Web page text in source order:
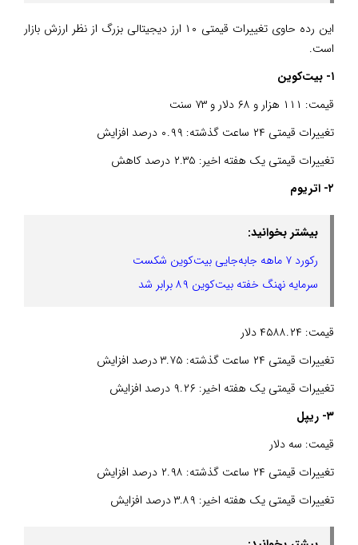
این رده حاوی تغییرات قیمتی ۱۰ ارز دیجیتالی بزرگ از نظر ارزش بازار
است.
۱- بیت‌کوین
قیمت: ۱۱۱ هزار و ۶۸ دلار و ۷۳ سنت
تغییرات قیمتی ۲۴ ساعت گذشته: ۰.۹۹ درصد افزایش
تغییرات قیمتی یک هفته اخیر: ۲.۳۵ درصد کاهش
۲- اتریوم
بیشتر بخوانید:
رکورد ۷ ماهه جابه‌جایی بیت‌کوین شکست
سرمایه نهنگ خفته بیت‌کوین ۸۹ برابر شد
قیمت: ۴۵۸۸.۲۴ دلار
تغییرات قیمتی ۲۴ ساعت گذشته: ۳.۷۵ درصد افزایش
تغییرات قیمتی یک هفته اخیر: ۹.۲۶ درصد افزایش
۳- ریپل
قیمت: سه دلار
تغییرات قیمتی ۲۴ ساعت گذشته: ۲.۹۸ درصد افزایش
تغییرات قیمتی یک هفته اخیر: ۳.۸۹ درصد افزایش